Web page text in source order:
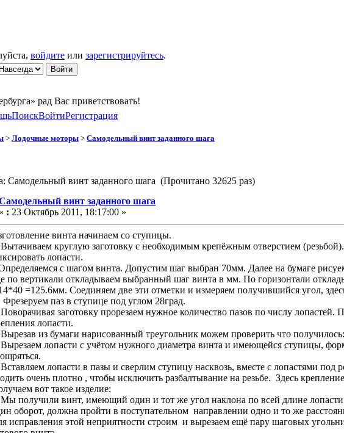
войдите или зарегистрируйтесь.
рад Вас приветствовать!
ПоискВойтиРегистрация
> Лодочные моторы > Самодельный винт заданного шага
Самодельный винт заданного шага (Прочитано 32625 раз)
винт заданного шага
« : 23 Октябрь 2011, 18:17:00 »
винта начинаем со ступицы.
круглую заготовку с необходимым крепёжным отверстием
лопасти.
с шагом винта. Допустим шаг выбран 70мм. Далее на бумаге
по вертикали откладываем выбранный шаг винта в мм. По горизонтали
=125.6мм. Соединяем две эти отметки и измеряем получившийся угол,
паз в ступице под углом 28град.
заготовку прорезаем нужное количество пазов по числу
лопасти.
из бумаги нарисованный треугольник можем проверить что получилось:
лопасти с учётом нужного диаметра винта и имеющейся ступицы,
лопасти в пазы и сверлим ступицу насквозь, вместе с лопастями
очень плотно , чтобы исключить разбалтывание на резьбе. Здесь
вот такое изделие:
получили винт, имеющий один и тот же угол наклона по всей длине
оборот, должна пройти в поступательном направлении одно и то же
исправления этой неприятности строим и вырезаем ещё пару шаговых